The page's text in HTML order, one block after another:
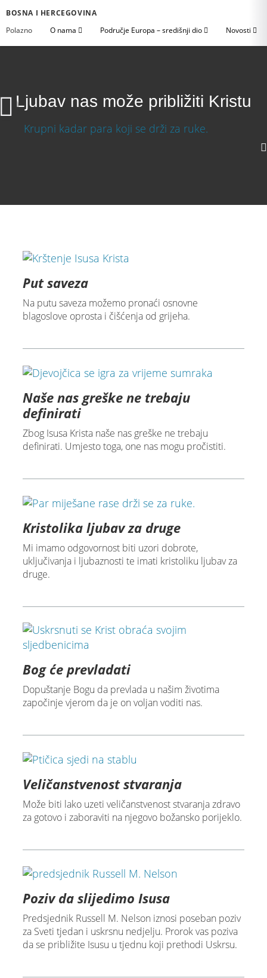
BOSNA I HERCEGOVINA
Polazno
O nama Područje Europa – središnji dio Novosti
Ljubav nas može približiti Kristu
Put saveza
Na putu saveza možemo pronaći osnovne
blagoslove oprosta i čišćenja od grijeha.
Naše nas greške ne trebaju
definirati
Zbog Isusa Krista naše nas greške ne trebaju
definirati. Umjesto toga, one nas mogu pročistiti.
Kristolika ljubav za druge
Mi imamo odgovornost biti uzori dobrote,
uključivanja i ljubaznosti te imati kristoliku ljubav za
druge.
Bog će prevladati
Dopuštanje Bogu da prevlada u našim životima
započinje vjerom da je on voljan voditi nas.
Veličanstvenost stvaranja
Može biti lako uzeti veličanstvenost stvaranja zdravo
za gotovo i zaboraviti na njegovo božansko porijeklo.
Poziv da slijedimo Isusa
Predsjednik Russell M. Nelson iznosi poseban poziv
za Sveti tjedan i uskrsnu nedjelju. Prorok vas poziva
da se približite Isusu u tjednu koji prethodi Uskrsu.